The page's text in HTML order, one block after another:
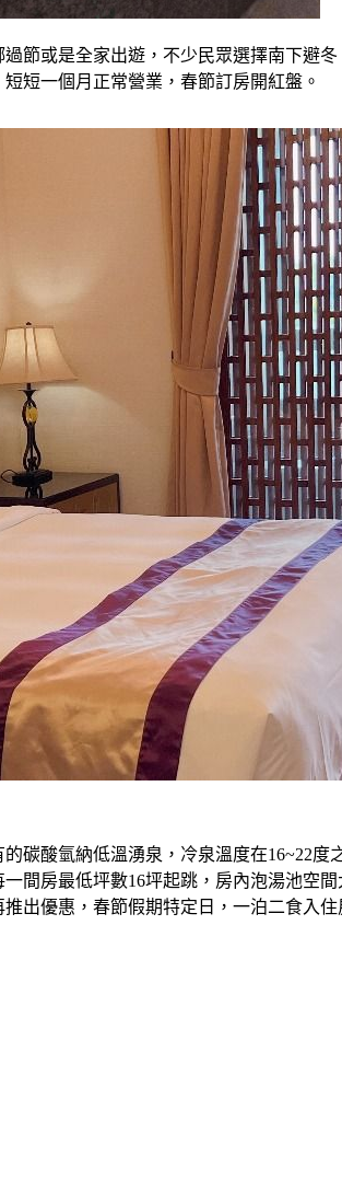
節或是全家出遊，不少民眾選擇南下避
短一個月正常營業，春節訂房開紅盤。
碳酸氫納低溫湧泉，冷泉溫度在16~22
間房最低坪數16坪起跳，房內泡湯池空
出優惠，春節假期特定日，一泊二食入住